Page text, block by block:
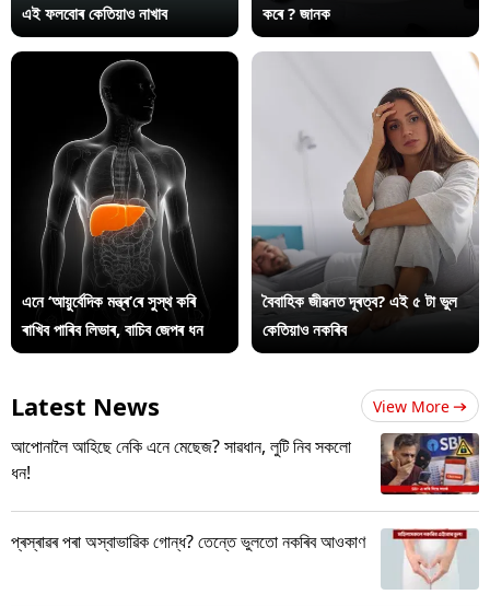
এই ফলবোৰ কেতিয়াও নাখাব
কৰে ? জানক
এনে ‘আয়ুৰ্বেদিক মন্ত্ৰ’ৰে সুস্থ কৰি
ৰাখিব পাৰিব লিভাৰ, বাচিব জেপৰ ধন
বৈবাহিক জীৱনত দূৰত্ব? এই ৫ টা ভুল
কেতিয়াও নকৰিব
Latest News View More
আপোনালৈ আহিছে নেকি এনে মেছেজ? সাৱধান, লুটি নিব সকলো
ধন!
প্ৰস্ৰাৱৰ পৰা অস্বাভাৱিক গোন্ধ? তেন্তে ভুলতো নকৰিব আওকাণ